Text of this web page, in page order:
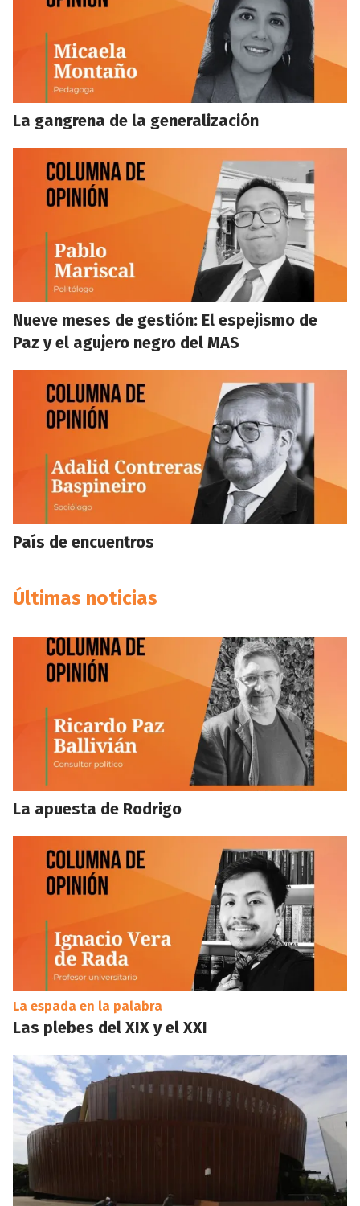
La gangrena de la generalización
Nueve meses de gestión: El espejismo de
Paz y el agujero negro del MAS
País de encuentros
Últimas noticias
La apuesta de Rodrigo
La espada en la palabra
Las plebes del XIX y el XXI